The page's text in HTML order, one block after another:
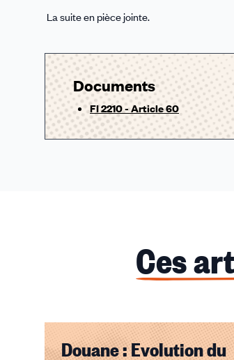
La suite en pièce jointe.
Documents
FI 2210 - Article 60
Ces
Douane : Evolution du